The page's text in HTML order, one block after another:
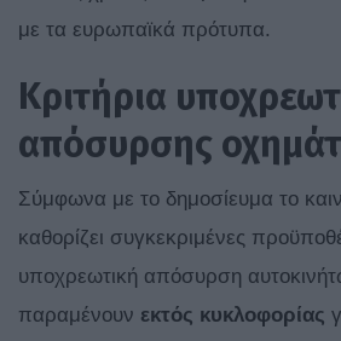
με τα ευρωπαϊκά πρότυπα.
Κριτήρια
απόσυρσης
Σύμφωνα με το δημοσίευμα το
καθορίζει συγκεκριμένες
υποχρεωτική απόσυρση
παραμένουν εκτός κυκλοφορίας